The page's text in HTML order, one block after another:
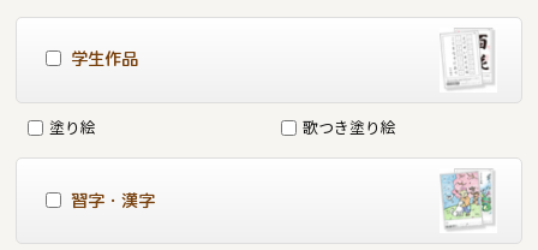
学生作品
塗り絵 歌つき塗り絵
習字・漢字